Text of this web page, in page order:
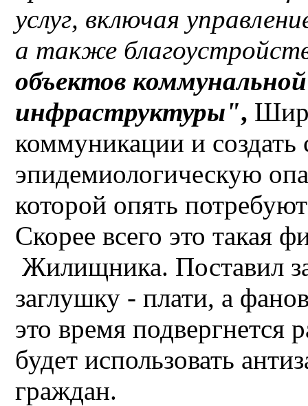
услуг, включая
а также
объектов
инфраструктуры",
коммуникации и создать
эпидемиологическую
которой опять
Скорее всего это такая
Жилищника. Поставил
заглушку - плати, а
это время
будет использовать
граждан.